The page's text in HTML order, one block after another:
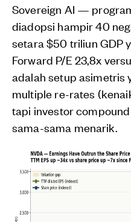
Sovereign AI —
diadopsi hampir 40
setara $50 triliun GDP
Forward P/E 23,8x
adalah setup asimetris
multiple re-rates
tapi investor compound
sama-sama menarik.